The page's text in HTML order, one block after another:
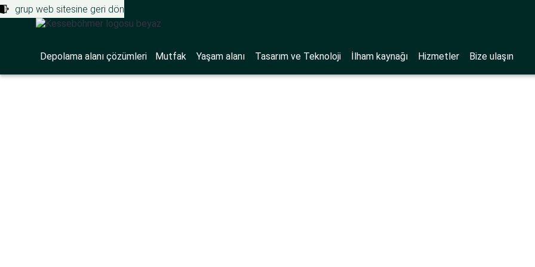
grup web sitesine geri dön
Depolama alanı çözümleri Mutfak Yaşam alanı Tasarım ve Teknoloji İlham kaynağı Hizmetler Bize ulaşın